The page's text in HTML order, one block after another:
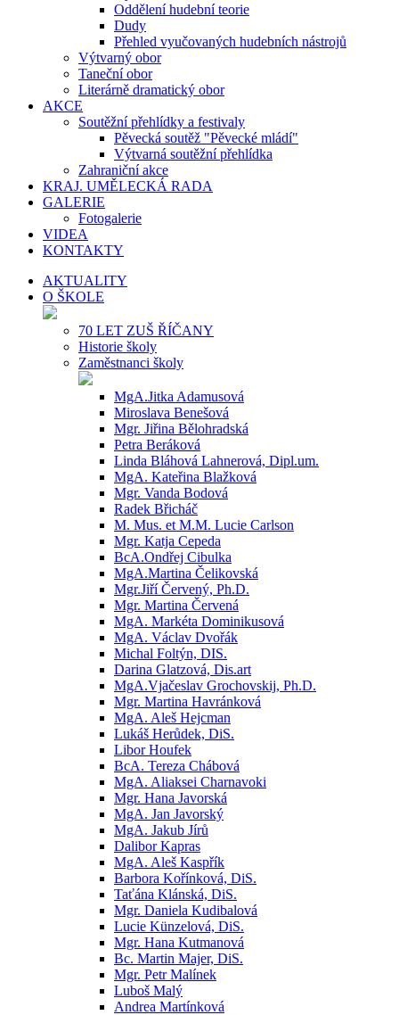
Oddělení hudební teorie
Dudy
Přehled vyučovaných hudebních nástrojů
Výtvarný obor
Taneční obor
Literárně dramatický obor
AKCE
Soutěžní přehlídky a festivaly
Pěvecká soutěž "Pěvecké mládí"
Výtvarná soutěžní přehlídka
Zahraniční akce
KRAJ. UMĚLECKÁ RADA
GALERIE
Fotogalerie
VIDEA
KONTAKTY
AKTUALITY
O ŠKOLE
70 LET ZUŠ ŘÍČANY
Historie školy
Zaměstnanci školy
MgA.Jitka Adamusová
Miroslava Benešová
Mgr. Jiřina Bělohradská
Petra Beráková
Linda Bláhová Lahnerová, Dipl.um.
MgA. Kateřina Blažková
Mgr. Vanda Bodová
Radek Břicháč
M. Mus. et M.M. Lucie Carlson
Mgr. Katja Cepeda
BcA.Ondřej Cibulka
MgA.Martina Čelikovská
Mgr.Jiří Červený, Ph.D.
Mgr. Martina Červená
MgA. Markéta Dominikusová
MgA. Václav Dvořák
Michal Foltýn, DIS.
Darina Glatzová, Dis.art
MgA.Vjačeslav Grochovskij, Ph.D.
Mgr. Martina Havránková
MgA. Aleš Hejcman
Lukáš Herůdek, DiS.
Libor Houfek
BcA. Tereza Chábová
MgA. Aliaksei Charnavoki
Mgr. Hana Javorská
MgA. Jan Javorský
MgA. Jakub Jírů
Dalibor Kapras
MgA. Aleš Kaspřík
Barbora Kořínková, DiS.
Taťána Klánská, DiS.
Mgr. Daniela Kudibalová
Lucie Künzelová, DiS.
Mgr. Hana Kutmanová
Bc. Martin Majer, DiS.
Mgr. Petr Malínek
Luboš Malý
Andrea Martínková